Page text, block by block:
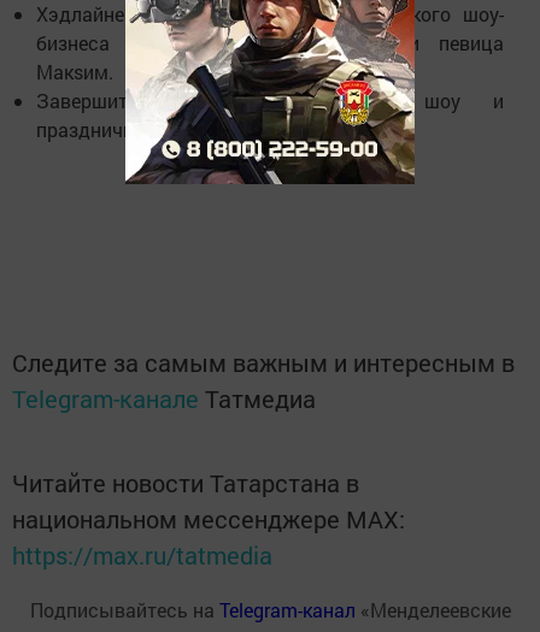
Хэдлайнерами станут звезды российского шоу-
бизнеса - ансамбль «Самоцветы» и певица
Макsим.
Завершится праздник лазерным шоу и
праздничным салютом.
Следите за самым важным и интересным в
Telegram-канале Татмедиа
Читайте новости Татарстана в
национальном мессенджере MАХ:
https://max.ru/tatmedia
Подписывайтесь на Telegram-канал «Менделеевские